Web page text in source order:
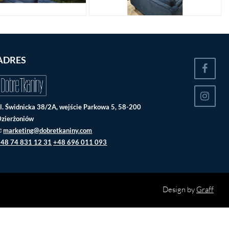
Świdnicka 38/2A, wejście Parkowa 5, 58-200
marketing@dobretkaniny.com
74 831 12 31 +48 696 011 093
Design by Graff